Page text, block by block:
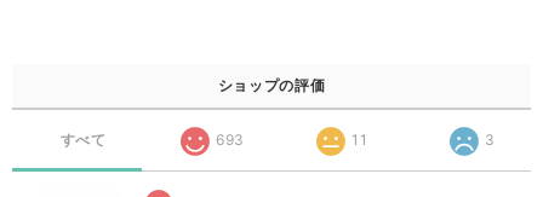
ショップの評価
すべて 693 11 3